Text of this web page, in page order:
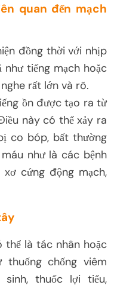
quan đến mạch
đồng thời với nhịp
tiếng mạch hoặc
rất lớn và rõ.
ồn được tạo ra từ
này có thể xảy ra
co bóp, bất thường
như là các bệnh
cứng động mạch,
thể là tác nhân hoặc
chống viêm
sinh, thuốc lợi tiểu,